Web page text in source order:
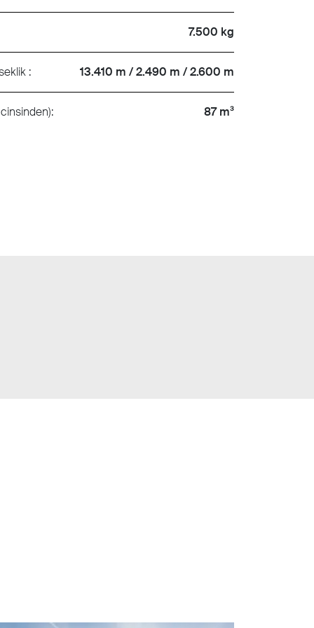
7.500 kg
: 13.410 m / 2.490 m / 2.600 m
87 m³